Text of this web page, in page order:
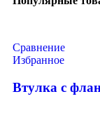
Сравнение
Избранное
Втулка с